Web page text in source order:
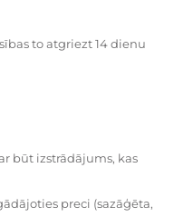
to atgriezt 14 dienu
būt izstrādājums, kas
preci (sazāģēta,